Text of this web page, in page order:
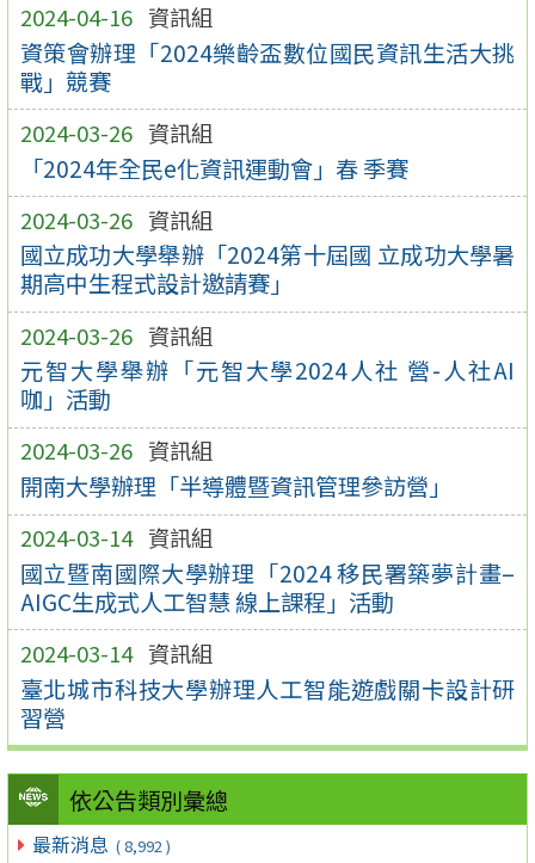
2024-04-16 資訊組
資策會辦理「2024樂齡盃數位國民資訊生活大挑
戰」競賽
2024-03-26 資訊組
「2024年全民e化資訊運動會」春 季賽
2024-03-26 資訊組
國立成功大學舉辦「2024第十屆國 立成功大學暑
期高中生程式設計邀請賽」
2024-03-26 資訊組
元智大學舉辦「元智大學2024人社 營-人社AI
咖」活動
2024-03-26 資訊組
開南大學辦理「半導體暨資訊管理參訪營」
2024-03-14 資訊組
國立暨南國際大學辦理「2024 移民署築夢計畫–
AIGC生成式人工智慧 線上課程」活動
2024-03-14 資訊組
臺北城市科技大學辦理人工智能遊戲關卡設計研
習營
依公告類別彙總
最新消息 ( 8,992 )